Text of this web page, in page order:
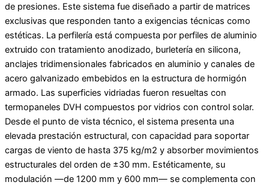
de presiones. Este sistema fue diseñado a partir de matrices
exclusivas que responden tanto a exigencias técnicas como
estéticas. La perfilería está compuesta por perfiles de aluminio
extruido con tratamiento anodizado, burletería en silicona,
anclajes tridimensionales fabricados en aluminio y canales de
acero galvanizado embebidos en la estructura de hormigón
armado. Las superficies vidriadas fueron resueltas con
termopaneles DVH compuestos por vidrios con control solar.
Desde el punto de vista técnico, el sistema presenta una
elevada prestación estructural, con capacidad para soportar
cargas de viento de hasta 375 kg/m2 y absorber movimientos
estructurales del orden de ±30 mm. Estéticamente, su
modulación —de 1200 mm y 600 mm— se complementa con